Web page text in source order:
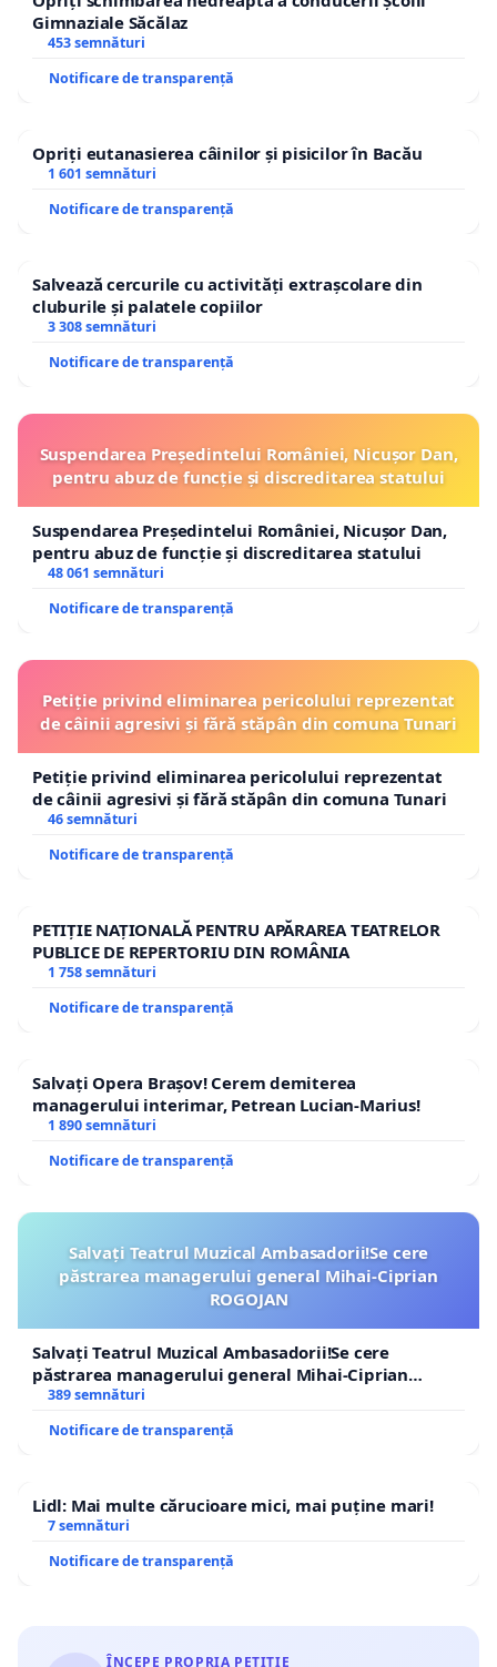
Gimnaziale Săcălaz
453 semnături
Notificare de transparență
Opriți eutanasierea câinilor și pisicilor în Bacău
1 601 semnături
Notificare de transparență
Salvează cercurile cu activități extrașcolare din
cluburile și palatele copiilor
3 308 semnături
Notificare de transparență
Suspendarea Președintelui României, Nicușor Dan,
pentru abuz de funcție și discreditarea statului
Suspendarea Președintelui României, Nicușor Dan,
pentru abuz de funcție și discreditarea statului
48 061 semnături
Notificare de transparență
Petiție privind eliminarea pericolului reprezentat
de câinii agresivi și fără stăpân din comuna Tunari
Petiție privind eliminarea pericolului reprezentat
de câinii agresivi și fără stăpân din comuna Tunari
46 semnături
Notificare de transparență
PETIȚIE NAȚIONALĂ PENTRU APĂRAREA TEATRELOR
PUBLICE DE REPERTORIU DIN ROMÂNIA
1 758 semnături
Notificare de transparență
Salvați Opera Brașov! Cerem demiterea
managerului interimar, Petrean Lucian-Marius!
1 890 semnături
Notificare de transparență
Salvați Teatrul Muzical Ambasadorii!Se cere
păstrarea managerului general Mihai-Ciprian
ROGOJAN
Salvați Teatrul Muzical Ambasadorii!Se cere
păstrarea managerului general Mihai-Ciprian
ROGOJAN
389 semnături
Notificare de transparență
Lidl: Mai multe cărucioare mici, mai puține mari!
7 semnături
Notificare de transparență
ÎNCEPE PROPRIA PETIȚIE